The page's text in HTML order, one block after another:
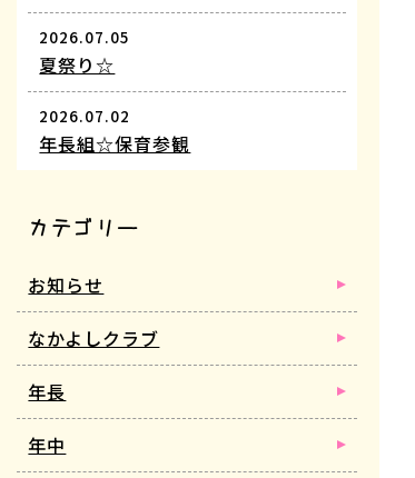
2026.07.05
夏祭り☆
2026.07.02
年長組☆保育参観
カテゴリー
お知らせ
なかよしクラブ
年長
年中